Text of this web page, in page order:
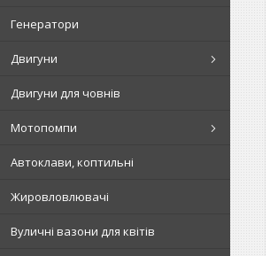
Генератори
Двигуни
Двигуни для човнів
Мотопомпи
Автоклави, коптильні
Жировловлювачі
Вуличні вазони для квітів